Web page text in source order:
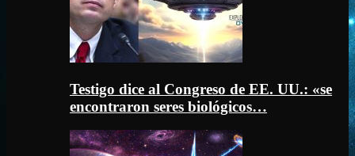
Testigo dice al Congreso de EE. UU.: «se
encontraron seres biológicos…